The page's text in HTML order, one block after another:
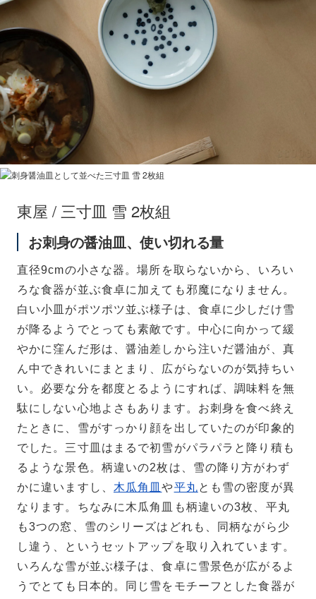
東屋 / 三寸皿 雪 2枚組
お刺身の醤油皿、使い切れる量
直径9cmの小さな器。場所を取らないから、いろい
ろな食器が並ぶ食卓に加えても邪魔になりません。
白い小皿がポツポツ並ぶ様子は、食卓に少しだけ雪
が降るようでとっても素敵です。中心に向かって緩
やかに窪んだ形は、醤油差しから注いだ醤油が、真
ん中できれいにまとまり、広がらないのが気持ちい
い。必要な分を都度とるようにすれば、調味料を無
駄にしない心地よさもあります。お刺身を食べ終え
たときに、雪がすっかり顔を出していたのが印象的
でした。三寸皿はまるで初雪がパラパラと降り積も
るような景色。柄違いの2枚は、雪の降り方がわず
かに違いますし、 木瓜角皿や平丸とも雪の密度が異
なります。ちなみに木瓜角皿も柄違いの3枚、平丸
も3つの窓、雪のシリーズはどれも、同柄ながら少
し違う、というセットアップを取り入れています。
いろんな雪が並ぶ様子は、食卓に雪景色が広がるよ
うでとても日本的。同じ雪をモチーフとした食器が